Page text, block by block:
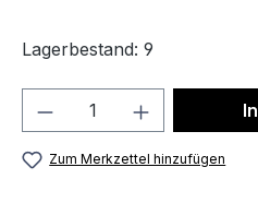
Lagerbestand: 9
Produkt Anzahl:
Zum Merkzettel hinzufügen